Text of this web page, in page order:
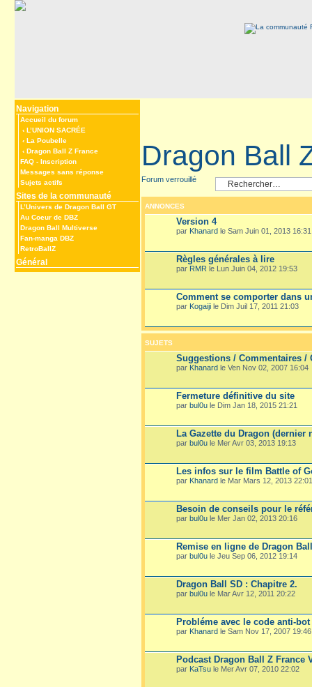
Navigation
Accueil du forum
‹ L’UNION SACRÉE
‹ La Poubelle
‹ Dragon Ball Z France
FAQ - Inscription
Messages sans réponse
Sujets actifs
Sites de la communauté
L’Univers de Dragon Ball GT
Au Coeur de DBZ
Dragon Ball Multiverse
Fan-manga DBZ
RetroBallZ
Général
Dragon Ball
Forum verrouillé
ANNONCES
Version 4
par Khanard le Sam Juin 01, 2013 16:31
Règles générales à lire
par RMR le Lun Juin 04, 2012 19:53
Comment se comporter dans
par Kogaiji le Dim Juil 17, 2011 21:03
SUJETS
Suggestions / Commentaires /
par Khanard le Ven Nov 02, 2007 16:04
Fermeture définitive du site
par bul0u le Dim Jan 18, 2015 21:21
La Gazette du Dragon (dernier
par bul0u le Mer Avr 03, 2013 19:13
Les infos sur le film Battle of
par Khanard le Mar Mars 12, 2013 22:01
Besoin de conseils pour le
par bul0u le Mer Jan 02, 2013 20:16
Remise en ligne de Dragon
par bul0u le Jeu Sep 06, 2012 19:14
Dragon Ball SD : Chapitre 2.
par bul0u le Mar Avr 12, 2011 20:22
Probléme avec le code anti-
par Khanard le Sam Nov 17, 2007 19:46
Podcast Dragon Ball Z France
par KaTsu le Mer Avr 07, 2010 22:02